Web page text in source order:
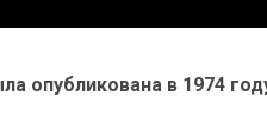
опубликована в 1974